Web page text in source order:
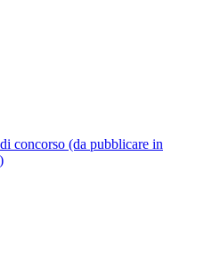
concorso (da pubblicare in